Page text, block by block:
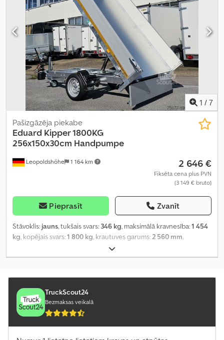
1 / 7
Leopoldshöhe 1 164 km
Pašizgāzēja piekabe
Eduard Kipper 1800KG
256x150x30cm Handpumpe
2 646 €
Fiksēta cena plus PVN
(3 149 € bruto)
Pieprasīt Zvanīt
Stāvoklis: jauns, tukšais svars: 346 kg, maksimālā kravnesība:1 454
kg, kopējais svars:1 800 kg, krautuves garums:2 560 mm,
1 500 mm
augstums:300 mm,
TruckScout24
Bezmaksas veikalā